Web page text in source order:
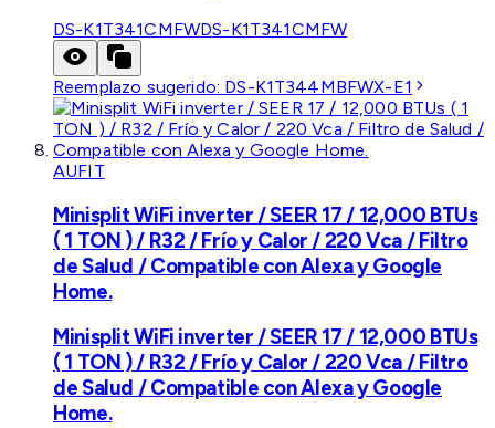
DS-K1T341CMFWDS-K1T341CMFW
Reemplazo sugerido: DS-K1T344MBFWX-E1
AUFIT
Minisplit WiFi inverter / SEER 17 / 12,000 BTUs
( 1 TON ) / R32 / Frío y Calor / 220 Vca / Filtro
de Salud / Compatible con Alexa y Google
Home.
Minisplit WiFi inverter / SEER 17 / 12,000 BTUs
( 1 TON ) / R32 / Frío y Calor / 220 Vca / Filtro
de Salud / Compatible con Alexa y Google
Home.